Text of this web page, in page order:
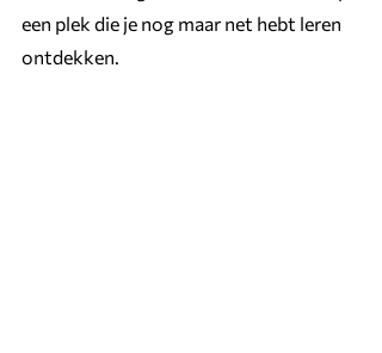
een plek die je nog maar net hebt leren
ontdekken.